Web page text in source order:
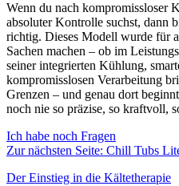
Wenn du nach kompromissloser
absoluter Kontrolle suchst, dann
richtig. Dieses Modell wurde für
Sachen machen – ob im
seiner integrierten Kühlung,
kompromisslosen Verarbeitung
Grenzen – und genau dort
noch nie so präzise, so kraftvoll,
Ich habe noch Fragen
Zur nächsten Seite: Chill Tubs
Der Einstieg in die Kältetherapie